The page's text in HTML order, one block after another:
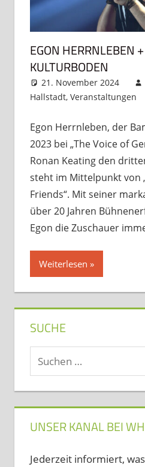
EGON HERRNLEBEN
KULTURBODEN
21. November 2024
Hallstadt, Veranstaltungen
Egon Herrnleben, der
2023 bei „The Voice of
Ronan Keating den
steht im Mittelpunkt von
Friends“. Mit seiner
über 20 Jahren
Egon die Zuschauer
Weiterlesen
SUCHE
Suchen
nach:
UNSER KANAL BEI
Jederzeit informiert,